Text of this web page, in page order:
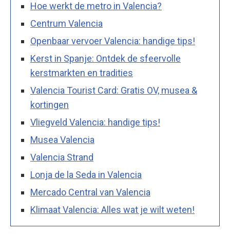
Hoe werkt de metro in Valencia?
Centrum Valencia
Openbaar vervoer Valencia: handige tips!
Kerst in Spanje: Ontdek de sfeervolle
kerstmarkten en tradities
Valencia Tourist Card: Gratis OV, musea &
kortingen
Vliegveld Valencia: handige tips!
Musea Valencia
Valencia Strand
Lonja de la Seda in Valencia
Mercado Central van Valencia
Klimaat Valencia: Alles wat je wilt weten!